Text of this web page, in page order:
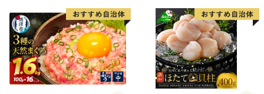
切り身 魚 わけあり